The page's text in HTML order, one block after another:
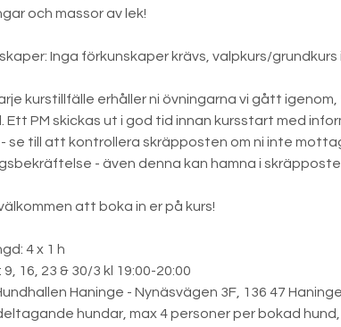
och massor av lek!
Inga förkunskaper krävs, valpkurs/grundkurs
kurstillfälle erhåller ni övningarna vi gått
Ett PM skickas ut i god tid innan kursstart med
- se till att kontrollera skräpposten om ni inte
- även denna kan hamna i
att boka in er på kurs!
4 x 1 h
16, 23 & 30/3 kl 19:00-20:00
Haninge - Nynäsvägen 3F, 136 47
hundar, max 4 personer per bokad